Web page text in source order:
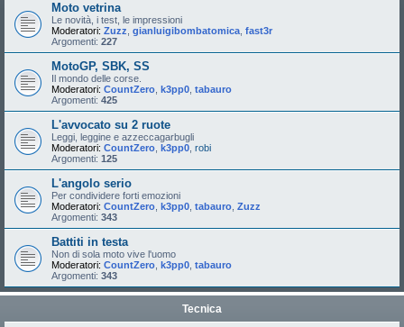
Moto vetrina
Le novità, i test, le impressioni
Moderatori: Zuzz gianluigibombatomica fast3r
Argomenti: 227
MotoGP, SBK, SS
Il mondo delle corse.
Moderatori: CountZero k3pp0 tabauro
Argomenti: 425
L'avvocato su 2 ruote
Leggi, leggine e azzeccagarbugli
Moderatori: CountZero k3pp0 robi
Argomenti: 125
L'angolo serio
Per condividere forti emozioni
Moderatori: CountZero k3pp0 tabauro Zuzz
Argomenti: 343
Battiti in testa
Non di sola moto vive l'uomo
Moderatori: CountZero k3pp0 tabauro
Argomenti: 343
Tecnica